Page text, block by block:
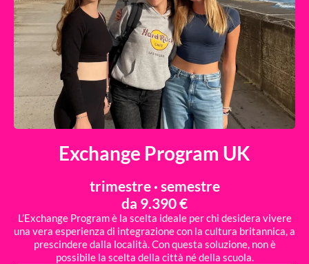
Exchange Program UK
trimestre · semestre
da 9.390 €
L’Exchange Program è la scelta ideale per chi desidera vivere
una vera esperienza di integrazione con la cultura britannica, a
prescindere dalla località. Con questa soluzione, non è
possibile la scelta della città né della scuola.